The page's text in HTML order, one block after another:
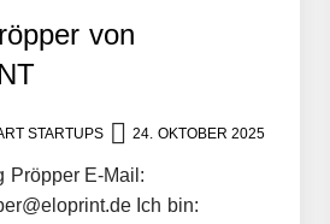
von
STARTUPS 24. OKTOBER 2025
Pröpper E-Mail:
Ich bin:
Partnerschaft, um Physical AI breit
bringt Hightech ins Stadion